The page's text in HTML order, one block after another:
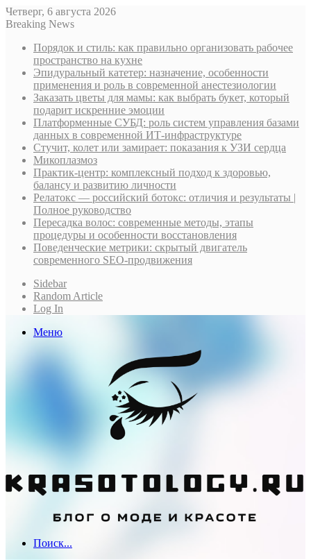
Четверг, 6 августа 2026
Breaking News
Порядок и стиль: как правильно организовать рабочее
пространство на кухне
Эпидуральный катетер: назначение, особенности
применения и роль в современной анестезиологии
Заказать цветы для мамы: как выбрать букет, который
подарит искренние эмоции
Платформенные СУБД: роль систем управления базами
данных в современной ИТ-инфраструктуре
Стучит, колет или замирает: показания к УЗИ сердца
Микоплазмоз
Практик-центр: комплексный подход к здоровью,
балансу и развитию личности
Релатокс — российский ботокс: отличия и результаты |
Полное руководство
Пересадка волос: современные методы, этапы
процедуры и особенности восстановления
Поведенческие метрики: скрытый двигатель
современного SEO-продвижения
Sidebar
Random Article
Log In
Меню
Поиск...